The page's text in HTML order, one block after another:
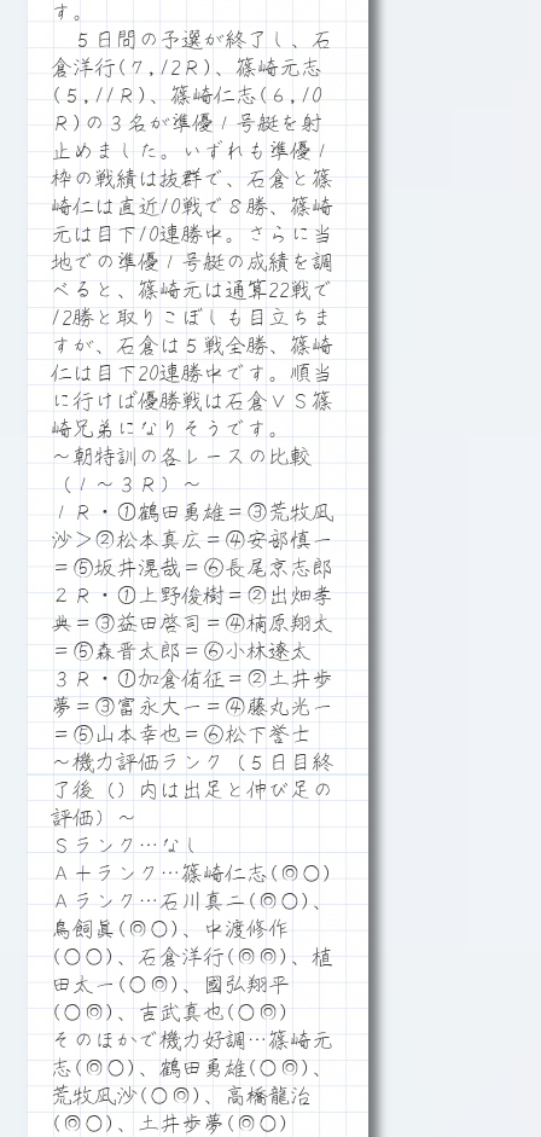
す。
５日間の予選が終了し、石
倉洋行(７,12Ｒ)、篠崎元志
(５,11Ｒ)、篠崎仁志(６,10
Ｒ)の３名が準優１号艇を射
止めました。いずれも準優１
枠の戦績は抜群で、石倉と篠
崎仁は直近10戦で８勝、篠崎
元は目下10連勝中。さらに当
地での準優１号艇の成績を調
べると、篠崎元は通算22戦で
12勝と取りこぼしも目立ちま
すが、石倉は５戦全勝、篠崎
仁は目下20連勝中です。順当
に行けば優勝戦は石倉ＶＳ篠
崎兄弟になりそうです。
～朝特訓の各レースの比較
（１～３Ｒ）～
１Ｒ・①鶴田勇雄＝③荒牧凪
沙＞②松本真広＝④安部慎一
＝⑤坂井滉哉＝⑥長尾京志郎
２Ｒ・①上野俊樹＝②出畑孝
典＝③益田啓司＝④楠原翔太
＝⑤森晋太郎＝⑥小林遼太
３Ｒ・①加倉侑征＝②土井歩
夢＝③富永大一＝④藤丸光一
＝⑤山本幸也＝⑥松下誉士
～機力評価ランク（５日目終
了後（）内は出足と伸び足の
評価）～
Ｓランク…なし
Ａ＋ランク…篠崎仁志(◎○)
Ａランク…石川真二(◎○)、
鳥飼眞(◎○)、中渡修作
(○○)、石倉洋行(◎◎)、植
田太一(○◎)、國弘翔平
(○◎)、吉武真也(○◎)
そのほかで機力好調…篠崎元
志(◎○)、鶴田勇雄(○◎)、
荒牧凪沙(○◎)、高橋龍治
(◎○)、土井歩夢(◎○)